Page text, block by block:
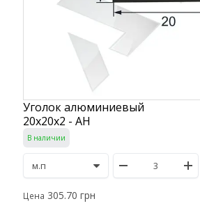
Уголок алюминиевый
20х20х2 - АН
В наличии
Цена 305.70 грн